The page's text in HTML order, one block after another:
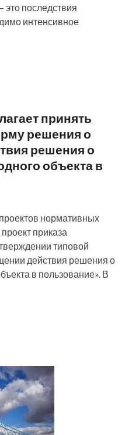
это последствия
интенсивное
принять
решения о
решения о
объекта в
нормативных
приказа
типовой
действия решения о
в пользование». В